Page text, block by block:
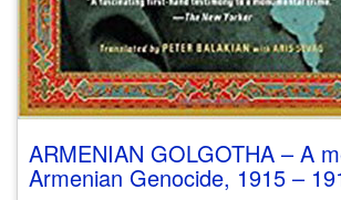
ARMENIAN GOLGOTHA – A
Armenian Genocide, 1915 –